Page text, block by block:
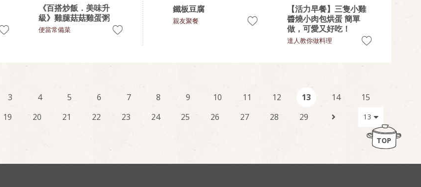
《百搭炒飯．美味升
級》雞腿菇菇雞蛋粥
便當常備菜
鐵板豆腐
親友聚餐
【活力早餐】三隻小雞
醬燒小肉包烘蛋 簡單
做，可愛又好吃！
達人教你做料理
3 4 5 6 7 8 9 10 11 12 13 14
15
19 20 21 22 23 24 25 26 27 28 29
TOP